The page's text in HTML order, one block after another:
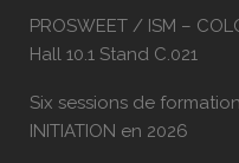
PROSWEET / ISM –
Hall 10.1 Stand C.021
Six sessions de
INITIATION en 2026